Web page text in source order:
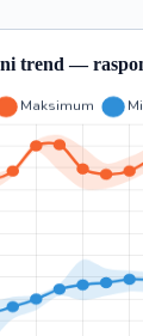
trend —